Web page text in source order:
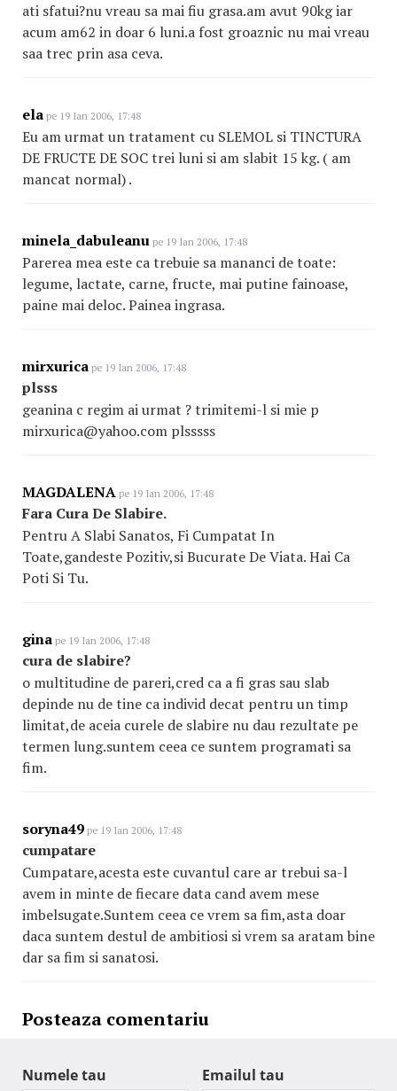
ati sfatui?nu vreau sa mai fiu grasa.am avut 90kg iar
acum am62 in doar 6 luni.a fost groaznic nu mai vreau
saa trec prin asa ceva.
ela pe 19 Ian 2006, 17:48
Eu am urmat un tratament cu SLEMOL si TINCTURA
DE FRUCTE DE SOC trei luni si am slabit 15 kg. ( am
mancat normal) .
minela_dabuleanu pe 19 Ian 2006, 17:48
Parerea mea este ca trebuie sa mananci de toate:
legume, lactate, carne, fructe, mai putine fainoase,
paine mai deloc. Painea ingrasa.
mirxurica pe 19 Ian 2006, 17:48
plsss
geanina c regim ai urmat ? trimitemi-l si mie p
mirxurica@yahoo.com plsssss
MAGDALENA pe 19 Ian 2006, 17:48
Fara Cura De Slabire.
Pentru A Slabi Sanatos, Fi Cumpatat In
Toate,gandeste Pozitiv,si Bucurate De Viata. Hai Ca
Poti Si Tu.
gina pe 19 Ian 2006, 17:48
cura de slabire?
o multitudine de pareri,cred ca a fi gras sau slab
depinde nu de tine ca individ decat pentru un timp
limitat,de aceia curele de slabire nu dau rezultate pe
termen lung.suntem ceea ce suntem programati sa
fim.
soryna49 pe 19 Ian 2006, 17:48
cumpatare
Cumpatare,acesta este cuvantul care ar trebui sa-l
avem in minte de fiecare data cand avem mese
imbelsugate.Suntem ceea ce vrem sa fim,asta doar
daca suntem destul de ambitiosi si vrem sa aratam bine
dar sa fim si sanatosi.
Posteaza comentariu
Numele tau Emailul tau